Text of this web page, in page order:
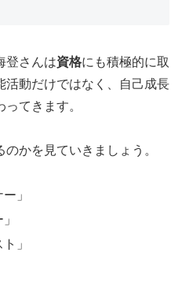
登さんは資格にも積極的に取
活動だけではなく、自己成長
てきます。
かを見ていきましょう。
」
」